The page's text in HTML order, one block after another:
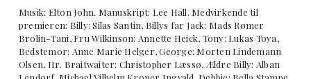
Musik: Elton John. Manuskript: Lee Hall. Medvirkende til
premieren: Billy: Silas Santin, Billys far Jack: Mads Rømer
Brolin-Tani, Fru Wilkinson: Annette Heick, Tony: Lukas Toya,
Bedstemor: Anne Marie Helger, George: Morten Lindemann
Olsen, Hr. Braitwaiter: Christopher Læssø, Ældre Billy: Alban